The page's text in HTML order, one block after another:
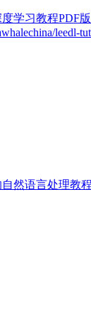
学习教程PDF
leedl-
然语言处理教程